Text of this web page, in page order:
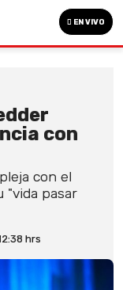
EN VIVO
con
con el
"vida pasar
hrs